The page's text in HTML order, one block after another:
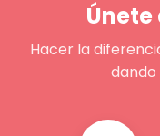
Hacer la
dando